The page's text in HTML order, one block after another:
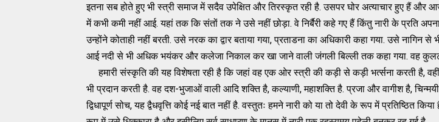
इतना सब होते हुए भी स्त्री समाज में सदैव उपेक्षित और तिरस्कृत रही है. उसपर घोर अत्याचार हुए हैं और
में कभी कमी नहीं आई. यहां तक कि संतों तक ने उसे नहीं छोड़ा. वे निर्बैरी कहे गए हैं किंतु नारी के प्रति
उन्होंने कोताही नहीं बरती. उसे नरक का द्वार बताया गया, प्रताडना का अधिकारी कहा गया. उसे नागिन
आई नदी से भी अधिक भयंकर और कलेजा निकाल कर खा जाने वाली जंगली बिल्ली तक कहा गया. वह कुलटा
हमारी संस्कृति की यह विशेषता रही है कि जहां वह एक ओर स्त्री की कड़ी से कड़ी भर्त्सना करती है,
भी प्रदान करती है. वह दश-भुजाओं वाली आदि शक्ति है, कल्याणी, महाशक्ति है. प्रजा और वागीश है,
द्विधापूर्ण सोच, यह द्वैधवृत्ति कोई नई बात नहीं है. वस्तुतः हमने नारी को या तो देवी के रूप में प्रतिष्ठित